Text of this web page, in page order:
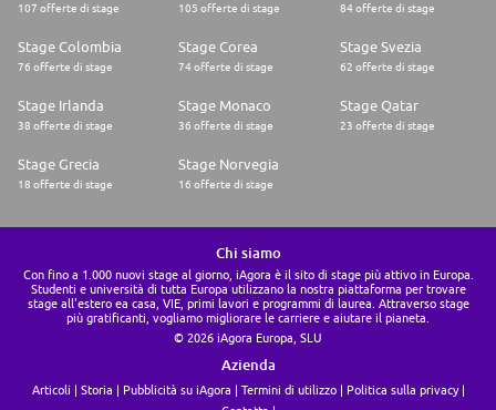
107 offerte di stage 105 offerte di stage 84 offerte di stage
Stage Colombia
76 offerte di stage
Stage Corea
74 offerte di stage
Stage Svezia
62 offerte di stage
Stage Irlanda
38 offerte di stage
Stage Monaco
36 offerte di stage
Stage Qatar
23 offerte di stage
Stage Grecia
18 offerte di stage
Stage Norvegia
16 offerte di stage
Chi siamo
Con fino a 1.000 nuovi stage al giorno, iAgora è il sito di stage più attivo in Europa.
Studenti e università di tutta Europa utilizzano la nostra piattaforma per trovare
stage all'estero ea casa, VIE, primi lavori e programmi di laurea. Attraverso stage
più gratificanti, vogliamo migliorare le carriere e aiutare il pianeta.
© 2026 iAgora Europa, SLU
Azienda
Articoli Storia Pubblicità su iAgora Termini di utilizzo
Politica sulla privacy